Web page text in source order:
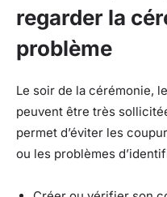
regarder la
problème
Le soir de la cérémonie,
peuvent être très
permet d’éviter les
ou les problèmes